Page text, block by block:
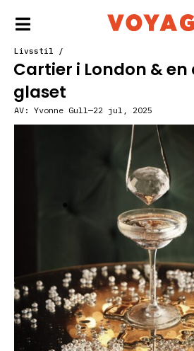
Livsstil /
Cartier i London &
glaset
AV: Yvonne Gull 22 jul, 2025